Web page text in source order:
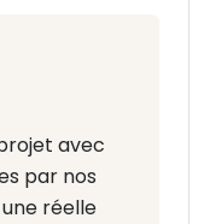
avec
par nos
réelle